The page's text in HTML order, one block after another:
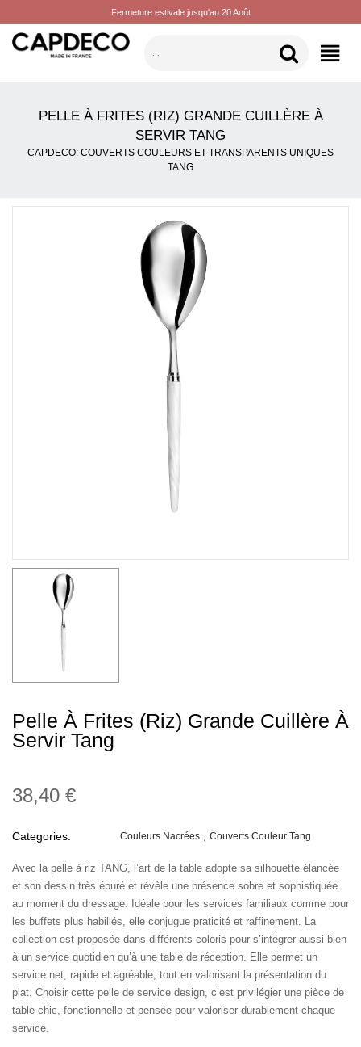
Fermeture estivale jusqu'au 20 Août
CATÉGORIES
PELLE À FRITES (RIZ) GRANDE CUILLÈRE À
SERVIR TANG
CAPDECO: COUVERTS COULEURS ET TRANSPARENTS UNIQUES
TANG
Pelle À Frites (riz) Grande Cuillère À
Servir Tang
38,40 €
Categories: Couleurs Nacrées Couverts Couleur Tang
Avec la pelle à riz TANG, l’art de la table adopte sa silhouette élancée
et son dessin très épuré et révèle une présence sobre et sophistiquée
au moment du dressage. Idéale pour les services familiaux comme pour
les buffets plus habillés, elle conjugue praticité et raffinement. La
collection est proposée dans différents coloris pour s’intégrer aussi bien
à un service quotidien qu’à une table de réception. Elle permet un
service net, rapide et agréable, tout en valorisant la présentation du
plat. Choisir cette pelle de service design, c’est privilégier une pièce de
table chic, fonctionnelle et pensée pour valoriser durablement chaque
service.